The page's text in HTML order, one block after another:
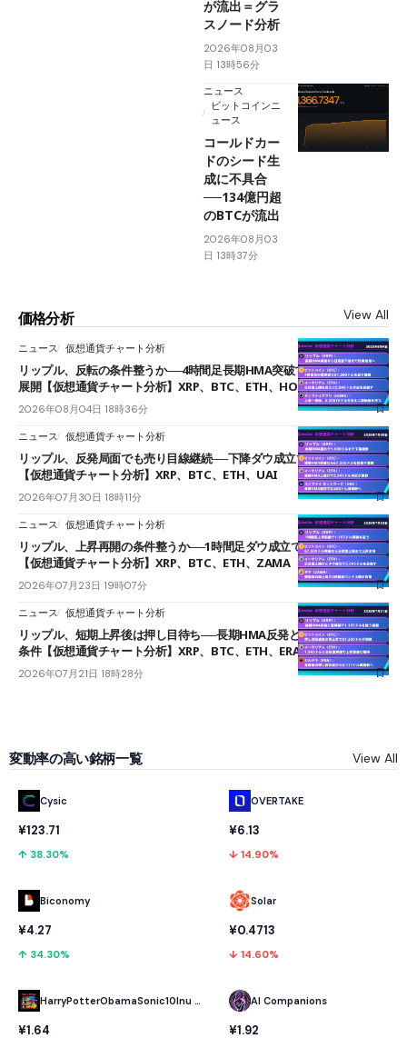
が流出＝グラ
スノード分析
2026年08月03
日 13時56分
ニュース
ビットコインニ
ュース
コールドカー
ドのシード生
成に不具合
──134億円超
のBTCが流出
2026年08月03
日 13時37分
価格分析 View All
ニュース 仮想通貨チャート分析
リップル、反転の条件整うか──4時間足長期HMA突破で雲下端を目指す
展開【仮想通貨チャート分析】XRP、BTC、ETH、HOME
2026年08月04日 18時36分
ニュース 仮想通貨チャート分析
リップル、反発局面でも売り目線継続──下降ダウ成立で下値追う展開
【仮想通貨チャート分析】XRP、BTC、ETH、UAI
2026年07月30日 18時11分
ニュース 仮想通貨チャート分析
リップル、上昇再開の条件整うか──1時間足ダウ成立で1.185ドルを狙う
【仮想通貨チャート分析】XRP、BTC、ETH、ZAMA
2026年07月23日 19時07分
ニュース 仮想通貨チャート分析
リップル、短期上昇後は押し目待ち──長期HMA反発と雲上抜けが買い
条件【仮想通貨チャート分析】XRP、BTC、ETH、ERA
2026年07月21日 18時28分
変動率の高い銘柄一覧 View All
Cysic
¥123.71
↑ 38.30%
Biconomy
¥4.27
↑ 34.30%
HarryPotterObamaSonic10Inu (ETH)
¥1.64
OVERTAKE
¥6.13
↓ 14.90%
Solar
¥0.4713
↓ 14.60%
AI Companions
¥1.92